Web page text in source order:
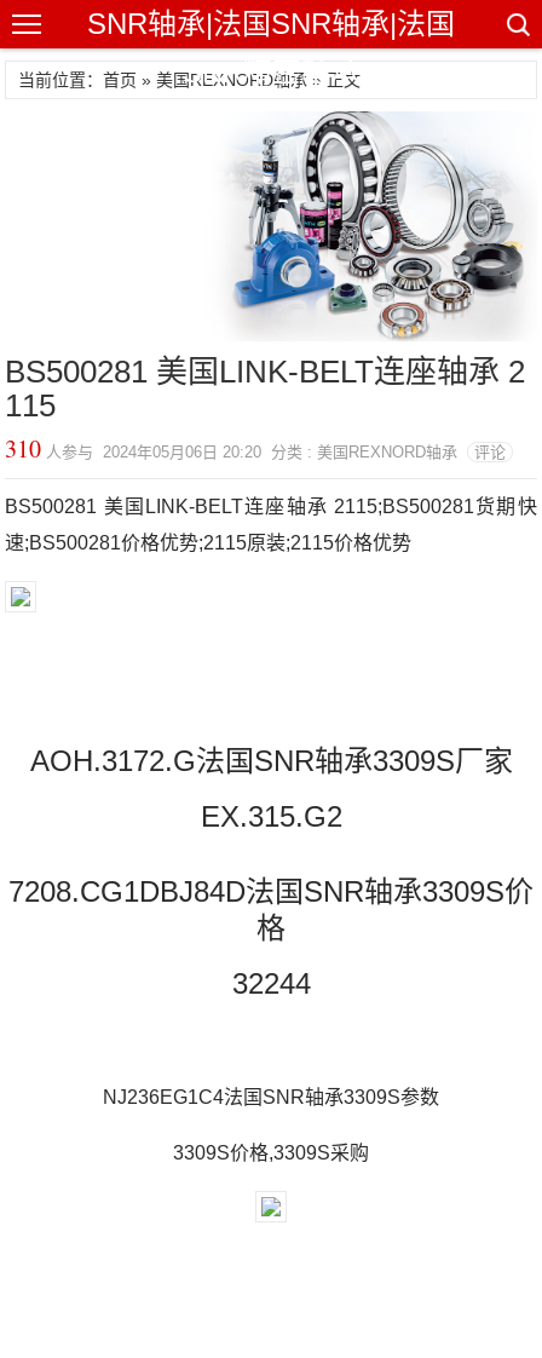
SNR轴承|法国SNR轴承|法国
SNR精密轴承
当前位置：首页 »美国REXNORD轴承 » 正文
BS500281 美国LINK-BELT连座轴承 2
115
310 人参与 2024年05月06日 20:20 分类 : 美国REXNORD轴承 评论
BS500281 美国LINK-BELT连座轴承 2115;BS500281货期快
速;BS500281价格优势;2115原装;2115价格优势
AOH.3172.G法国SNR轴承3309S厂家
EX.315.G2
7208.CG1DBJ84D法国SNR轴承3309S价
格
32244
NJ236EG1C4法国SNR轴承3309S参数
3309S价格,3309S采购